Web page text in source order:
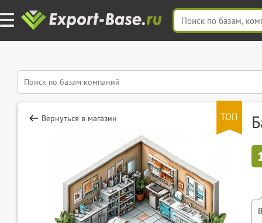
ТОП
Вернуться в магазин